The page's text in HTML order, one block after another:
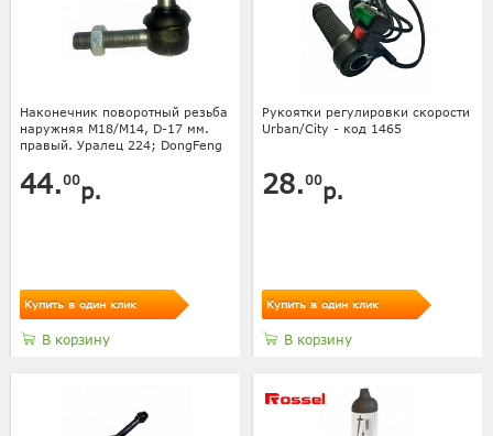
Наконечник поворотный резьба
наружняя М18/М14, D-17 мм.
правый. Уралец 224; DongFeng
44.00р.
Купить в один клик
В корзину
Рукоятки регулировки скорости
Urban/City - код 1465
28.00р.
Купить в один клик
В корзину